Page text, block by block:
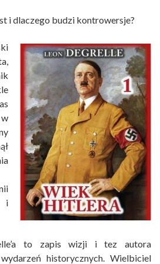
i dlaczego budzi kontrowersje?
i
to zapis wizji i tez autora
historycznych. Wielbiciel